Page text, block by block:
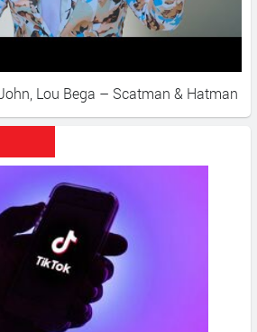
Lou Bega – Scatman & Hatman